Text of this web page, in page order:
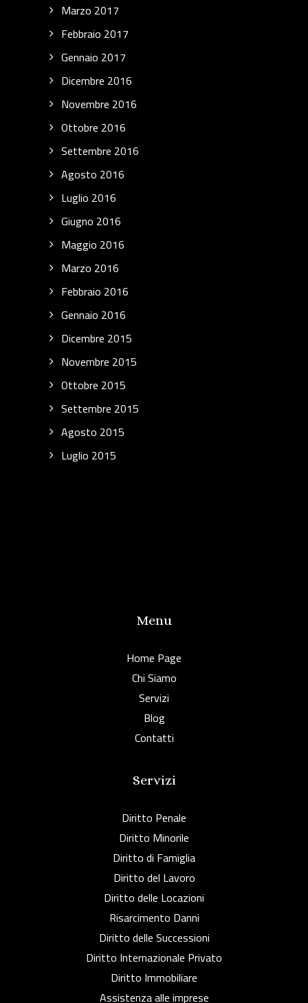
Marzo 2017
Febbraio 2017
Gennaio 2017
Dicembre 2016
Novembre 2016
Ottobre 2016
Settembre 2016
Agosto 2016
Luglio 2016
Giugno 2016
Maggio 2016
Marzo 2016
Febbraio 2016
Gennaio 2016
Dicembre 2015
Novembre 2015
Ottobre 2015
Settembre 2015
Agosto 2015
Luglio 2015
Menu
Home Page
Chi Siamo
Servizi
Blog
Contatti
Servizi
Diritto Penale
Diritto Minorile
Diritto di Famiglia
Diritto del Lavoro
Diritto delle Locazioni
Risarcimento Danni
Diritto delle Successioni
Diritto Internazionale Privato
Diritto Immobiliare
Assistenza alle imprese